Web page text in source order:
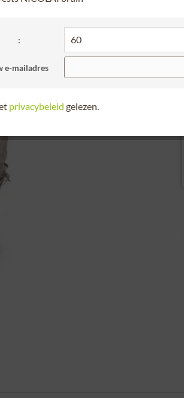
:
e-mailadres
privacybeleid gelezen.